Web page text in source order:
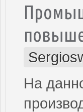
На